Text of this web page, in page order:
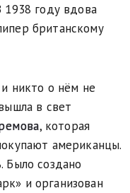
1938 году вдова
британскому
никто о нём не
в свет
, которая
американцы.
Было создано
и организован